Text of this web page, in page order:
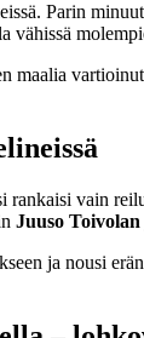
Parin
maalia vartioinut
rankaisi vain
Juuso Toivolan
ja nousi